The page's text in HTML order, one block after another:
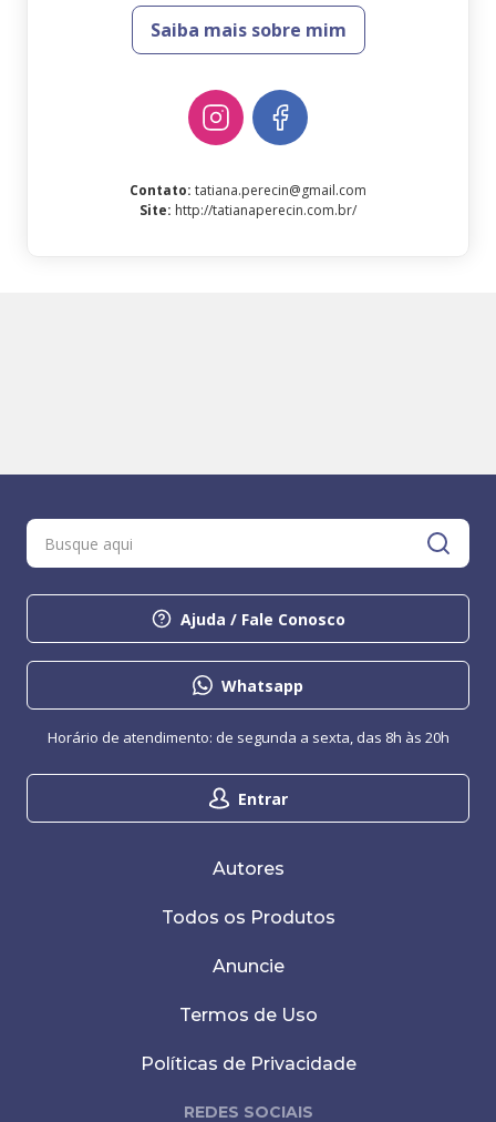
Saiba mais sobre mim
Contato: tatiana.perecin@gmail.com
Site: http://tatianaperecin.com.br/
Ajuda / Fale Conosco
Whatsapp
Entrar
Horário de atendimento: de segunda a sexta, das 8h às 20h
Autores
Todos os Produtos
Anuncie
Termos de Uso
Políticas de Privacidade
REDES SOCIAIS